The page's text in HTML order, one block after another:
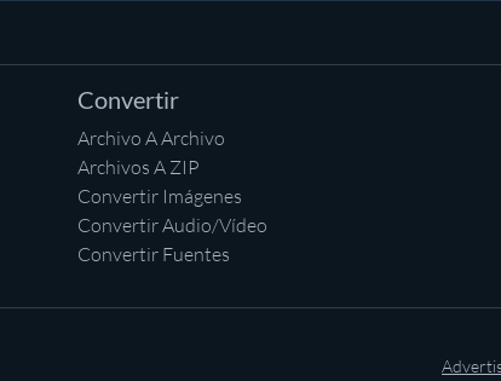
Convertir
Archivo A Archivo
Archivos A ZIP
Convertir Imágenes
Convertir Audio/Vídeo
Convertir Fuentes